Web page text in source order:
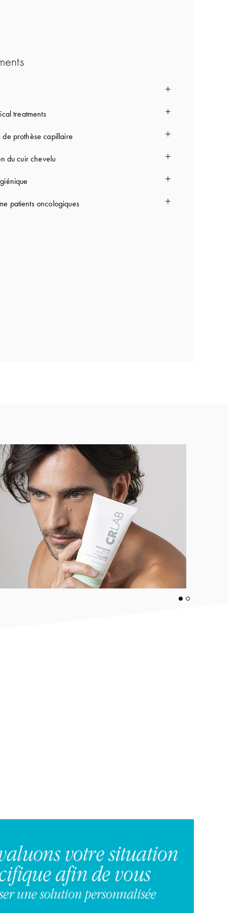
treatments
de prothèse capillaire
du cuir chevelu
patients oncologiques